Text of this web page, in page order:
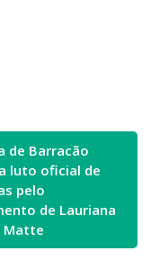
de Barracão
luto oficial de
pelo
de Lauriana
Matte